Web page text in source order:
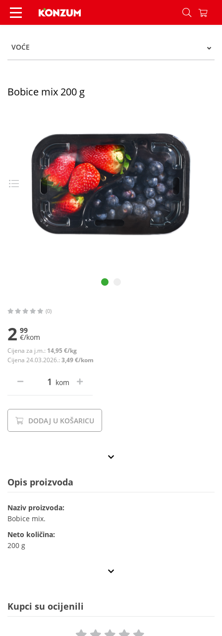
Bobice mix 200 g - Konzum
VOĆE
Bobice mix 200 g
(0)
2 99
€/kom
Cijena za j.m.: 14,95 €/kg
Cijena 24.03.2026.: 3,49 €/kom
kom
DODAJ U KOŠARICU
Opis proizvoda
Naziv proizvoda:
Bobice mix.
Neto količina:
200 g
Kupci su ocijenili